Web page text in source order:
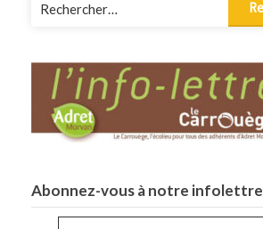
Abonnez-vous à notre infolettre